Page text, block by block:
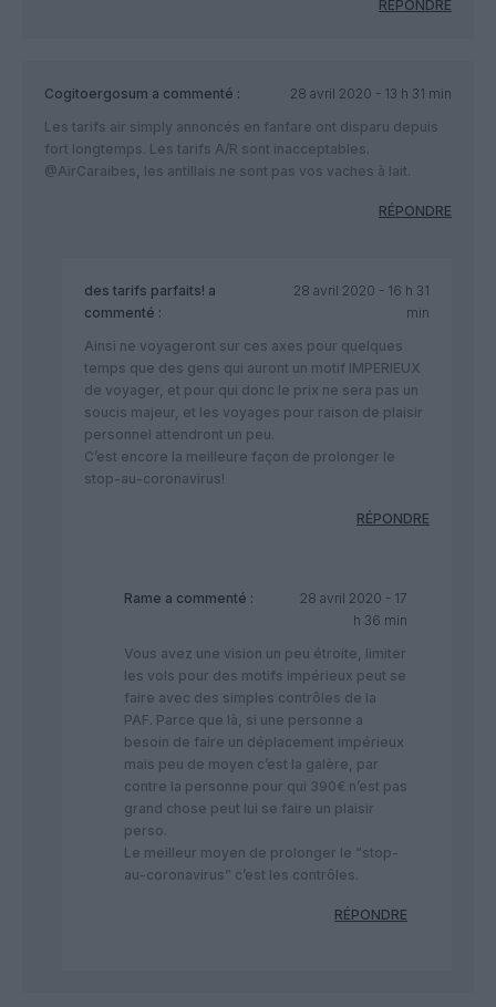
RÉPONDRE
Cogitoergosum a commenté :
28 avril 2020 - 13 h 31 min
Les tarifs air simply annoncés en fanfare ont disparu depuis
fort longtemps. Les tarifs A/R sont inacceptables.
@AirCaraibes, les antillais ne sont pas vos vaches à lait.
RÉPONDRE
des tarifs parfaits! a
commenté :
28 avril 2020 - 16 h 31
min
Ainsi ne voyageront sur ces axes pour quelques
temps que des gens qui auront un motif IMPERIEUX
de voyager, et pour qui donc le prix ne sera pas un
soucis majeur, et les voyages pour raison de plaisir
personnel attendront un peu.
C’est encore la meilleure façon de prolonger le
stop-au-coronavirus!
RÉPONDRE
Rame a commenté :
28 avril 2020 - 17
h 36 min
Vous avez une vision un peu étroite, limiter
les vols pour des motifs impérieux peut se
faire avec des simples contrôles de la
PAF. Parce que là, si une personne a
besoin de faire un déplacement impérieux
mais peu de moyen c’est la galère, par
contre la personne pour qui 390€ n’est pas
grand chose peut lui se faire un plaisir
perso.
Le meilleur moyen de prolonger le “stop-
au-coronavirus” c’est les contrôles.
RÉPONDRE